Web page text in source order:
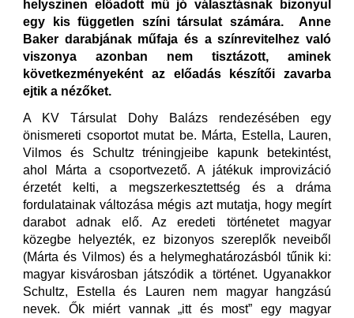
helyszínen előadott mű jó választásnak bizonyul
egy kis független színi társulat számára. Anne
Baker darabjának műfaja és a színrevitelhez való
viszonya azonban nem tisztázott, aminek
következményeként az előadás készítői zavarba
ejtik a nézőket.
A KV Társulat Dohy Balázs rendezésében egy
önismereti csoportot mutat be. Márta, Estella, Lauren,
Vilmos és Schultz tréningjeibe kapunk betekintést,
ahol Márta a csoportvezető. A játékuk improvizáció
érzetét kelti, a megszerkesztettség és a dráma
fordulatainak változása mégis azt mutatja, hogy megírt
darabot adnak elő. Az eredeti történetet magyar
közegbe helyezték, ez bizonyos szereplők neveiből
(Márta és Vilmos) és a helymeghatározásból tűnik ki:
magyar kisvárosban játszódik a történet. Ugyanakkor
Schultz, Estella és Lauren nem magyar hangzású
nevek. Ők miért vannak „itt és most” egy magyar